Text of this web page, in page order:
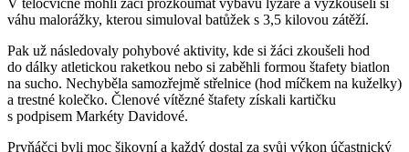
váhu malorážky, kterou simuloval batůžek s 3,5 kilovou zátěží.
Pak už následovaly pohybové aktivity, kde si žáci zkoušeli hod
do dálky atletickou raketkou nebo si zaběhli formou štafety biatlon
na sucho. Nechyběla samozřejmě střelnice (hod míčkem na kuželky)
a trestné kolečko. Členové vítězné štafety získali kartičku
s podpisem Markéty Davidové.
Prvňáčci byli moc šikovní a každý dostal za svůj výkon účastnický